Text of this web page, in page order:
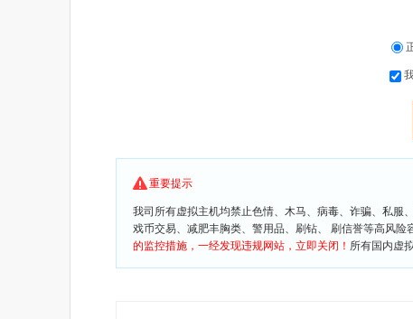
重要提示
我司所有虚拟主机均禁止色情、木马、病毒、诈骗、私服
戏币交易、减肥丰胸类、警用品、刷钻、 刷信誉等高风
的监控措施，一经发现违规网站，立即关闭！ 所有国内虚